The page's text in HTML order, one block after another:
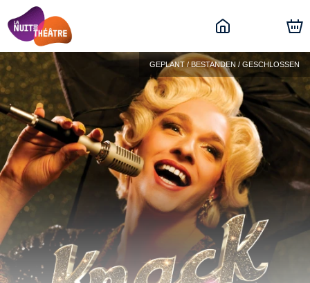
GEPLANT / BESTANDEN / GESCHLOSSEN